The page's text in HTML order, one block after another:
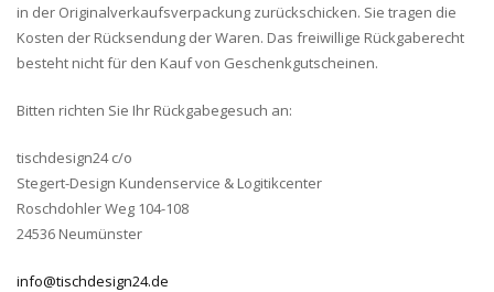
in der Originalverkaufsverpackung zurückschicken. Sie tragen die
Kosten der Rücksendung der Waren. Das freiwillige Rückgaberecht
besteht nicht für den Kauf von Geschenkgutscheinen.
Bitten richten Sie Ihr Rückgabegesuch an:
tischdesign24 c/o
Stegert-Design Kundenservice & Logitikcenter
Roschdohler Weg 104-108
24536 Neumünster
info@tischdesign24.de